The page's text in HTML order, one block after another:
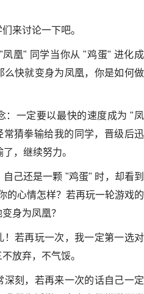
来讨论一下吧。
凰" 同学当你从 "鸡蛋" 进化成
么快就变身为凤凰，你是如何做
：一定要以最快的速度成为 "凤
常猜拳输给我的同学，晋级后迅
，继续努力。
己还是一颗 "鸡蛋" 时，却看到
的心情怎样？若再玩一轮游戏的
身为凤凰？
！若再玩一次，我一定第一选对
放弃，不气馁。
深刻，若再来一次的话自己一定